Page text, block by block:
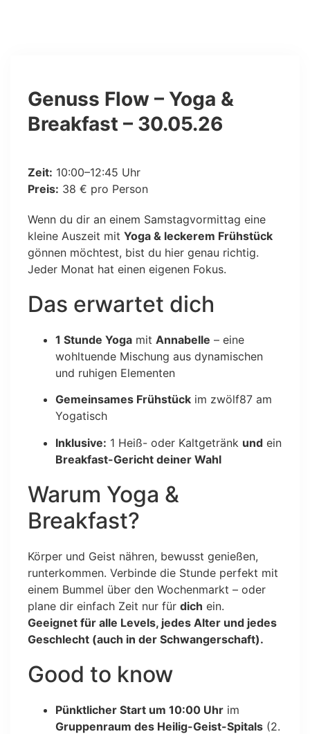
Genuss Flow – Yoga &
Breakfast – 30.05.26
Zeit: 10:00–12:45 Uhr
Preis: 38 € pro Person
Wenn du dir an einem Samstagvormittag eine
kleine Auszeit mit Yoga & leckerem Frühstück
gönnen möchtest, bist du hier genau richtig.
Jeder Monat hat einen eigenen Fokus.
Das erwartet dich
1 Stunde Yoga mit Annabelle – eine
wohltuende Mischung aus dynamischen
und ruhigen Elementen
Gemeinsames Frühstück im zwölf87 am
Yogatisch
Inklusive: 1 Heiß- oder Kaltgetränk und ein
Breakfast-Gericht deiner Wahl
Warum Yoga &
Breakfast?
Körper und Geist nähren, bewusst genießen,
runterkommen. Verbinde die Stunde perfekt mit
einem Bummel über den Wochenmarkt – oder
plane dir einfach Zeit nur für dich ein.
Geeignet für alle Levels, jedes Alter und jedes
Geschlecht (auch in der Schwangerschaft).
Good to know
Pünktlicher Start um 10:00 Uhr im
Gruppenraum des Heilig-Geist-Spitals (2.